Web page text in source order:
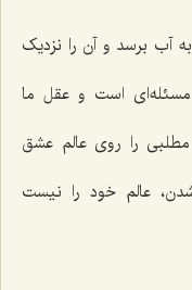
آب برسد و آن را نزدیک
است و عقل ما
را روی عالم عشق
شدن، عالم خود را نیست